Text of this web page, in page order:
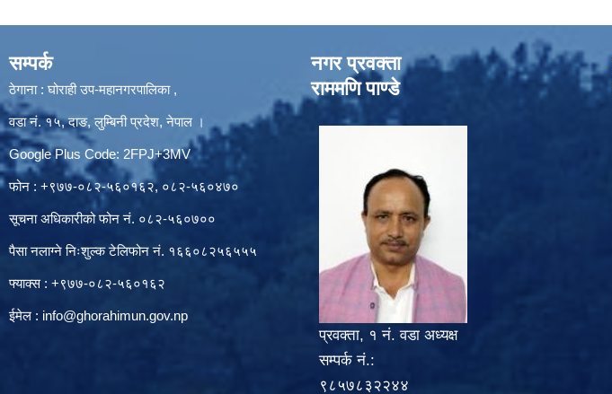
सम्पर्क
ठेगाना : घोराही उप-महानगरपालिका ,
वडा नं. १५, दाङ, लुम्बिनी प्रदेश, नेपाल ।
Google Plus Code: 2FPJ+3MV
फोन : +९७७-०८२-५६०१६२, ०८२-५६०४७०
सूचना अधिकारीको फोन नं. ०८२-५६०७००
पैसा नलाग्ने निःशुल्क टेलिफोन नं. १६६०८२५६५५५
फ्याक्स : +९७७-०८२-५६०१६२
ईमेल : info@ghorahimun.gov.np
नगर प्रवक्ता
राममणि पाण्डे
प्रवक्ता, १ नं. वडा अध्यक्ष
सम्पर्क नं.:
९८५७८३२२४४